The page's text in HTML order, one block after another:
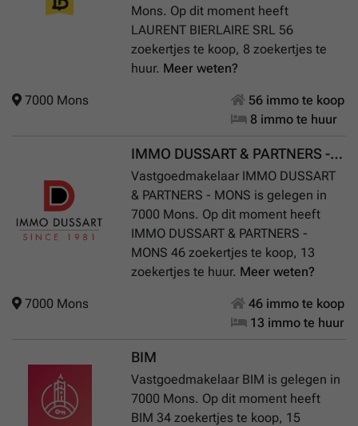
Mons. Op dit moment heeft
LAURENT BIERLAIRE SRL 56
zoekertjes te koop, 8 zoekertjes te
huur. Meer weten?
7000 Mons
56 immo te koop
8 immo te huur
IMMO DUSSART & PARTNERS - MONS
Vastgoedmakelaar IMMO DUSSART
& PARTNERS - MONS is gelegen in
7000 Mons. Op dit moment heeft
IMMO DUSSART & PARTNERS -
MONS 46 zoekertjes te koop, 13
zoekertjes te huur. Meer weten?
7000 Mons
46 immo te koop
13 immo te huur
BIM
Vastgoedmakelaar BIM is gelegen in
7000 Mons. Op dit moment heeft
BIM 34 zoekertjes te koop, 15